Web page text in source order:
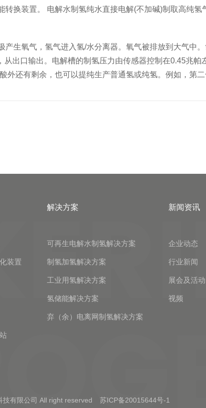
换装置。 电解水制氢纯水直接电解(不加碱)制取高纯氢
产生氧气，氢气进入氢/水分离器。氧气被排放到大气中
从出口输出。电解槽的制氢压力由传感器控制在0.45兆
外还有剩余，也可以提纯生产普通氢或纯氢。例如，第
装置
解决方案
可再生电解水制氢解决方案
制氢加氢解决方案
工业用氢解决方案
氢储能解决方案
弃（余）电离网制氢解决方案
新闻资讯
企业动态
行业新闻
展会及活动
视频
有限公司 All right reserved 苏ICP备20015644号-1